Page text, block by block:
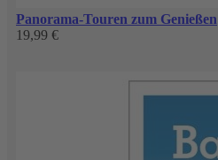
Panorama-Touren zum Genießen
19,99 €